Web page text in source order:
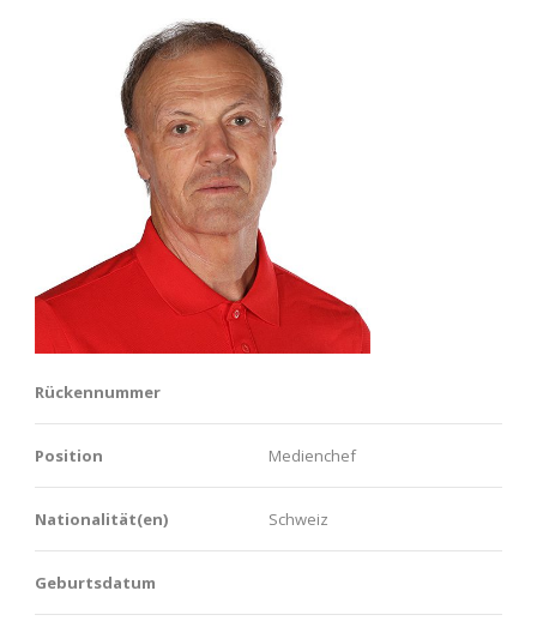
Rückennummer
Position Medienchef
Nationalität(en) Schweiz
Geburtsdatum